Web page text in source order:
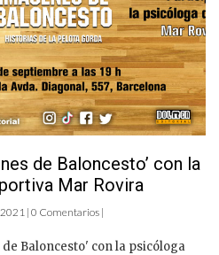
de Baloncesto’ con la
Mar Rovira
| 0 Comentarios |
Baloncesto' con la psicóloga